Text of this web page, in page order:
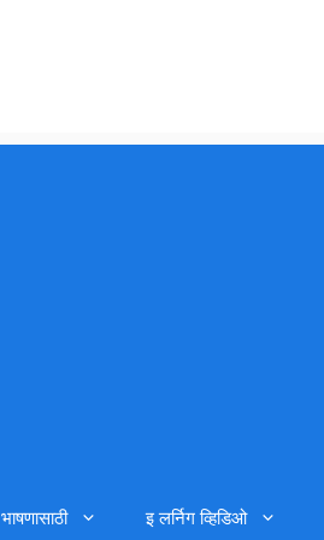
भाषणासाठी इ लर्निग व्हिडिओ